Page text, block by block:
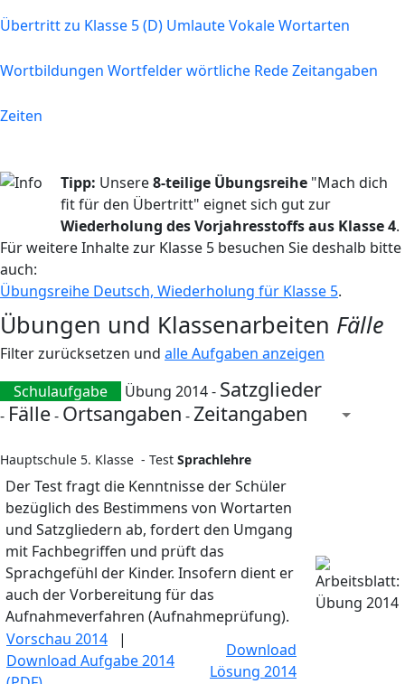
Übertritt zu Klasse 5 (D) UmlauteVokaleWortarten
Wortbildungen Wortfelderwörtliche RedeZeitangaben
Zeiten
Tipp: Unsere8-teilige Übungsreihe "Mach dich
fit für den Übertritt" eignet sich gut zur
Wiederholung des Vorjahresstoffs aus Klasse 4.
Für weitere Inhalte zur Klasse 5 besuchen Sie deshalb bitte
auch:
Übungsreihe Deutsch, Wiederholung für Klasse 5.
Übungen und Klassenarbeiten Fälle
Filter zurücksetzen und alle Aufgaben anzeigen
Schulaufgabe
Übung 2014 - Satzglieder
- Fälle- Ortsangaben -Zeitangaben
Hauptschule 5. Klasse - Test Sprachlehre
Der Test fragt die Kenntnisse der Schüler
bezüglich des Bestimmens von Wortarten
und Satzgliedern ab, fordert den Umgang
mit Fachbegriffen und prüft das
Sprachgefühl der Kinder. Insofern dient er
auch der Vorbereitung für das
Aufnahmeverfahren (Aufnahmeprüfung).
Vorschau 2014 |
Download Aufgabe 2014
Download
Lösung 2014